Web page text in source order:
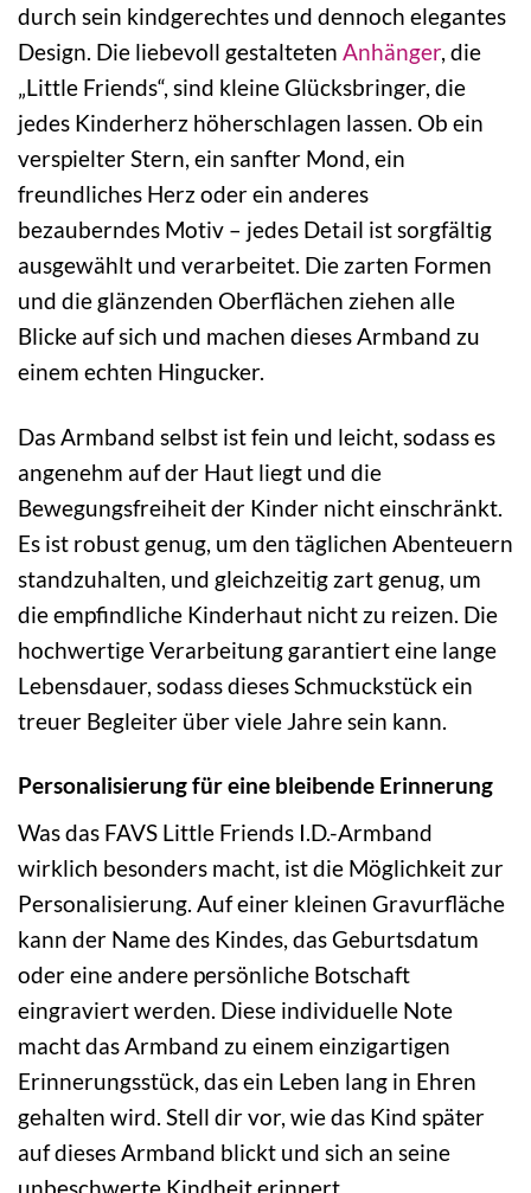
durch sein kindgerechtes und dennoch elegantes
Design. Die liebevoll gestalteten Anhänger, die
„Little Friends“, sind kleine Glücksbringer, die
jedes Kinderherz höherschlagen lassen. Ob ein
verspielter Stern, ein sanfter Mond, ein
freundliches Herz oder ein anderes
bezauberndes Motiv – jedes Detail ist sorgfältig
ausgewählt und verarbeitet. Die zarten Formen
und die glänzenden Oberflächen ziehen alle
Blicke auf sich und machen dieses Armband zu
einem echten Hingucker.
Das Armband selbst ist fein und leicht, sodass es
angenehm auf der Haut liegt und die
Bewegungsfreiheit der Kinder nicht einschränkt.
Es ist robust genug, um den täglichen Abenteuern
standzuhalten, und gleichzeitig zart genug, um
die empfindliche Kinderhaut nicht zu reizen. Die
hochwertige Verarbeitung garantiert eine lange
Lebensdauer, sodass dieses Schmuckstück ein
treuer Begleiter über viele Jahre sein kann.
Personalisierung für eine bleibende Erinnerung
Was das FAVS Little Friends I.D.-Armband
wirklich besonders macht, ist die Möglichkeit zur
Personalisierung. Auf einer kleinen Gravurfläche
kann der Name des Kindes, das Geburtsdatum
oder eine andere persönliche Botschaft
eingraviert werden. Diese individuelle Note
macht das Armband zu einem einzigartigen
Erinnerungsstück, das ein Leben lang in Ehren
gehalten wird. Stell dir vor, wie das Kind später
auf dieses Armband blickt und sich an seine